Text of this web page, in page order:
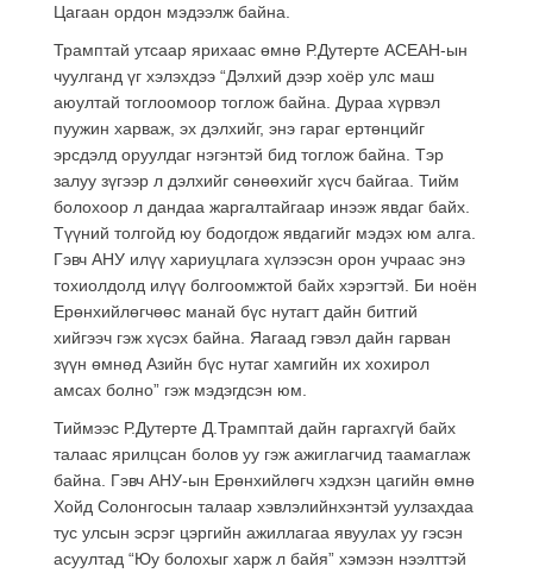
Цагаан ордон мэдээлж байна.
Трамптай утсаар ярихаас өмнө Р.Дутерте АСЕАН-ын
чуулганд үг хэлэхдээ “Дэлхий дээр хоёр улс маш
аюултай тоглоомоор тоглож байна. Дураа хүрвэл
пуужин харваж, эх дэлхийг, энэ гараг ертөнцийг
эрсдэлд оруулдаг нэгэнтэй бид тоглож байна. Тэр
залуу зүгээр л дэлхийг сөнөөхийг хүсч байгаа. Тийм
болохоор л дандаа жаргалтайгаар инээж явдаг байх.
Түүний толгойд юу бодогдож явдагийг мэдэх юм алга.
Гэвч АНУ илүү хариуцлага хүлээсэн орон учраас энэ
тохиолдолд илүү болгоомжтой байх хэрэгтэй. Би ноён
Ерөнхийлөгчөөс манай бүс нутагт дайн битгий
хийгээч гэж хүсэх байна. Яагаад гэвэл дайн гарван
зүүн өмнөд Азийн бүс нутаг хамгийн их хохирол
амсах болно” гэж мэдэгдсэн юм.
Тиймээс Р.Дутерте Д.Трамптай дайн гаргахгүй байх
талаас ярилцсан болов уу гэж ажиглагчид таамаглаж
байна. Гэвч АНУ-ын Ерөнхийлөгч хэдхэн цагийн өмнө
Хойд Солонгосын талаар хэвлэлийнхэнтэй уулзахдаа
тус улсын эсрэг цэргийн ажиллагаа явуулах уу гэсэн
асуултад “Юу болохыг харж л байя” хэмээн нээлттэй